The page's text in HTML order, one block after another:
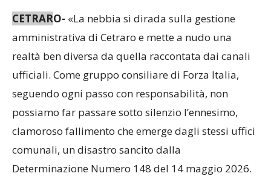
CETRARO- «La nebbia si dirada sulla gestione
amministrativa di Cetraro e mette a nudo una
realtà ben diversa da quella raccontata dai canali
ufficiali. Come gruppo consiliare di Forza Italia,
seguendo ogni passo con responsabilità, non
possiamo far passare sotto silenzio l’ennesimo,
clamoroso fallimento che emerge dagli stessi uffici
comunali, un disastro sancito dalla
Determinazione Numero 148 del 14 maggio 2026.